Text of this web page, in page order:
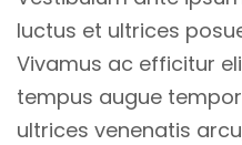
luctus et ultrices
Vivamus ac efficitur
tempus augue
ultrices venenatis